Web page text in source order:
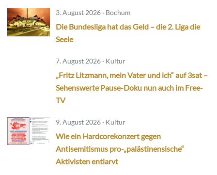
3. August 2026 · Bochum
Die Bundesliga hat das Geld – die 2. Liga die
Seele
7. August 2026 · Kultur
„Fritz Litzmann, mein Vater und ich“ auf 3sat –
Sehenswerte Pause-Doku nun auch im Free-
TV
9. August 2026 · Kultur
Wie ein Hardcorekonzert gegen
Antisemitismus pro-„palästinensische“
Aktivisten entlarvt